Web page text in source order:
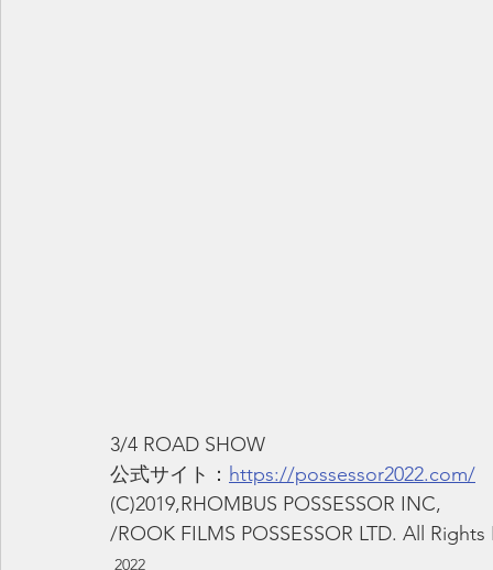
3/4 ROAD SHOW
公式サイト： https://possessor2022.com/
(C)2019,RHOMBUS POSSESSOR INC,
/ROOK FILMS POSSESSOR LTD. All Rights
2022